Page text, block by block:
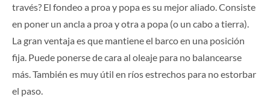
través? El fondeo a proa y popa es su mejor aliado. Consiste
en poner un ancla a proa y otra a popa (o un cabo a tierra).
La gran ventaja es que mantiene el barco en una posición
fija. Puede ponerse de cara al oleaje para no balancearse
más. También es muy útil en ríos estrechos para no estorbar
el paso.